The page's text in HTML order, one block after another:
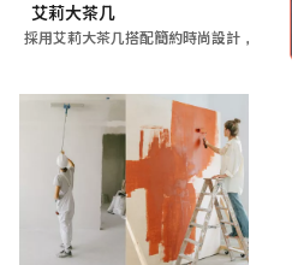
艾莉大茶几
採用艾莉大茶几搭配簡約時尚設計，以舒